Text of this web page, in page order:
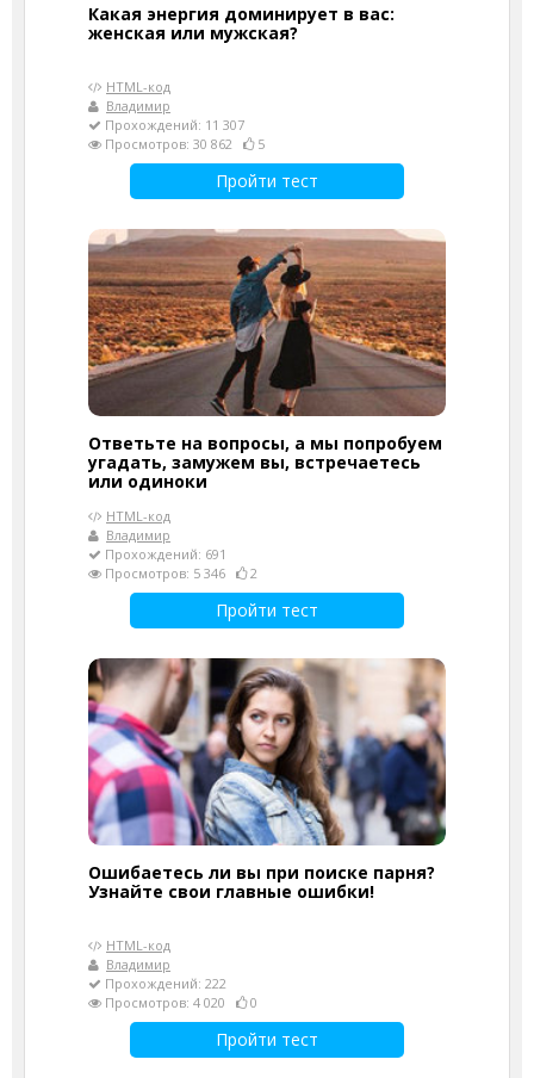
Какая энергия доминирует в вас:
женская или мужская?
HTML-код
Владимир
Прохождений: 11 307
Просмотров: 30 862
5
Пройти тест
Ответьте на вопросы, а мы попробуем
угадать, замужем вы, встречаетесь
или одиноки
HTML-код
Владимир
Прохождений: 691
Просмотров: 5 346
2
Пройти тест
Ошибаетесь ли вы при поиске парня?
Узнайте свои главные ошибки!
HTML-код
Владимир
Прохождений: 222
Просмотров: 4 020
0
Пройти тест